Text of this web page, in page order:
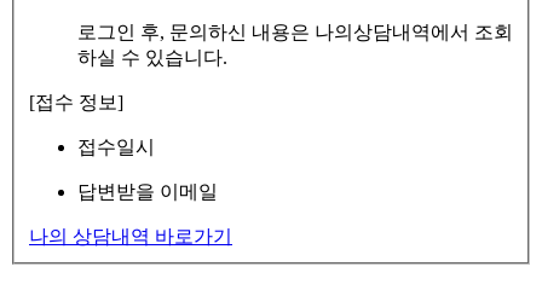
로그인 후, 문의하신 내용은 나의상담내역에서 조회
하실 수 있습니다.
[접수 정보]
접수일시
답변받을 이메일
나의 상담내역 바로가기